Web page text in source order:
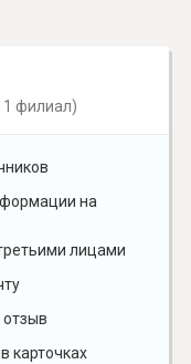
1 филиал)
на
лицами
карточках